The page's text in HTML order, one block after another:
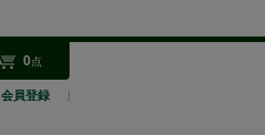
0点
会員登録